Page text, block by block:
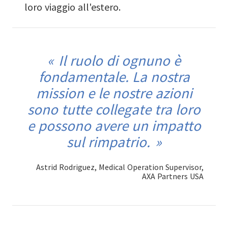
loro viaggio all'estero.
Il ruolo di ognuno è
fondamentale. La nostra
mission e le nostre azioni
sono tutte collegate tra loro
e possono avere un impatto
sul rimpatrio.
Astrid Rodriguez, Medical Operation Supervisor,
AXA Partners USA